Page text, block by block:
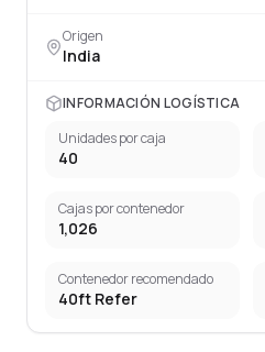
Origen
India
INFORMACIÓN LOGÍSTICA
Unidades por caja
40
Cajas por contenedor
1,026
Contenedor recomendado
40ft Refer